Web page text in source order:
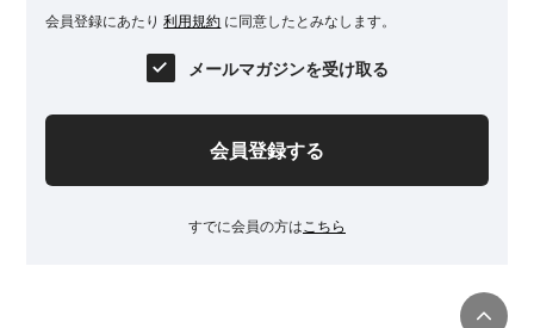
会員登録にあたり利用規約 に同意したとみなします。
メールマガジンを受け取る
会員登録する
すでに会員の方は こちら